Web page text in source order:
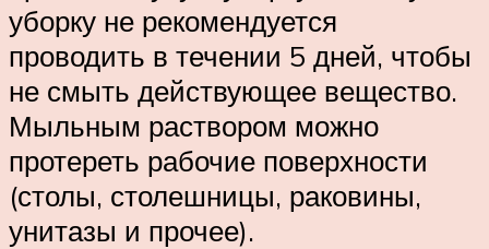
уборку не рекомендуется
проводить в течении 5 дней, чтобы
не смыть действующее вещество.
Мыльным раствором можно
протереть рабочие поверхности
(столы, столешницы, раковины,
унитазы и прочее).